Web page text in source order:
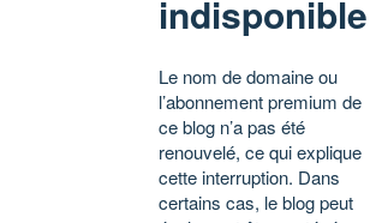
indisponible
Le nom de domaine ou
l’abonnement premium de
ce blog n’a pas été
renouvelé, ce qui explique
cette interruption. Dans
certains cas, le blog peut